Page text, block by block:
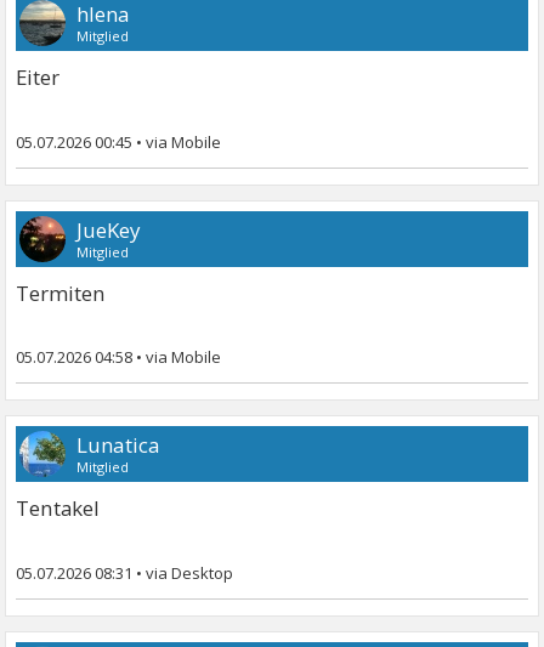
hlena
Mitglied
Eiter
05.07.2026 00:45 •
JueKey
Mitglied
Termiten
05.07.2026 04:58 •
Lunatica
Mitglied
Tentakel
05.07.2026 08:31 •